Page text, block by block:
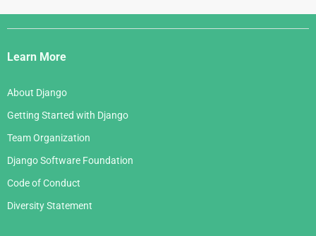
Django
Links
Learn More
About Django
Getting Started with Django
Team Organization
Django Software Foundation
Code of Conduct
Diversity Statement